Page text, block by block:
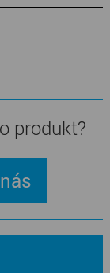
produkt?